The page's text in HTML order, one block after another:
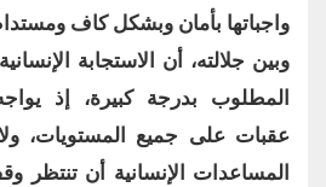
واجباتها بأمان وبشكل كاف
وبين جلالته، أن الاستجابة
المطلوب بدرجة كبيرة، إذ
عقبات على جميع المستويات،
المساعدات الإنسانية أن تنتظر